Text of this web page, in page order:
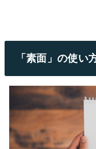
「素面」の使い